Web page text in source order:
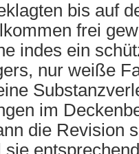
bis auf
frei
indes ein
nur weiße
im
die Revision